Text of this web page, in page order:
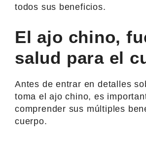
todos sus beneficios.
El ajo chino,
salud para el
Antes de entrar en detalles
toma el ajo chino, es
comprender sus múltiples
cuerpo.